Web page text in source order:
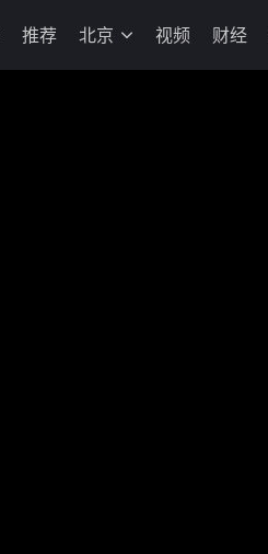
推荐 北京 视频 财经